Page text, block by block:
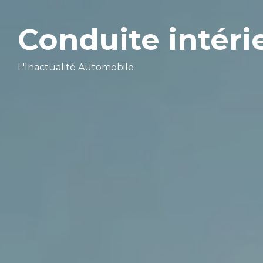
Conduite
L'Inactualité Automobile